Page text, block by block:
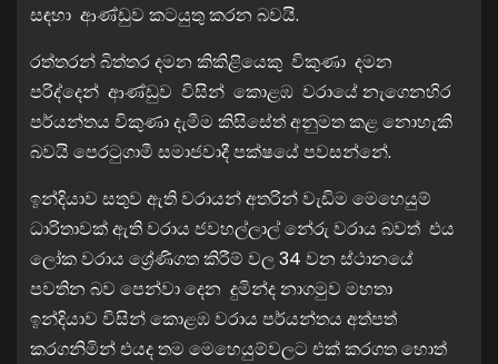
සඳහා ආණ්ඩුව කටයුතු කරන බවයි.
රත්තරන් බිත්තර දමන කිකිළියෙකු විකුණා දමන
පරිද්දෙන් ආණ්ඩුව විසින් කොළඹ වරායේ නැගෙනහිර
පර්යන්තය විකුණා දැමීම කිසිසේත් අනුමත කළ නොහැකි
බවයි පෙරටුගාමී සමාජවාදී පක්ෂයේ පවසන්නේ.
ඉන්දියාව සතුව ඇති වරායන් අතරින් වැඩිම මෙහෙයුම්
ධාරිතාවක් ඇති වරාය ජවහල්ලාල් නේරු වරාය බවත් එය
ලෝක වරාය ශ්‍රේණිගත කිරීම් වල 34 වන ස්ථානයේ
පවතින බව පෙන්වා දෙන දුමින්ද නාගමුව මහතා
ඉන්දියාව විසින් කොළඹ වරාය පර්යන්තය අත්පත්
කරගනිමින් එයද තම මෙහෙයුම්වලට එක් කරගත හොත්